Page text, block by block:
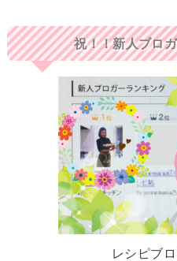
祝！！新人ブロ
レシピブ